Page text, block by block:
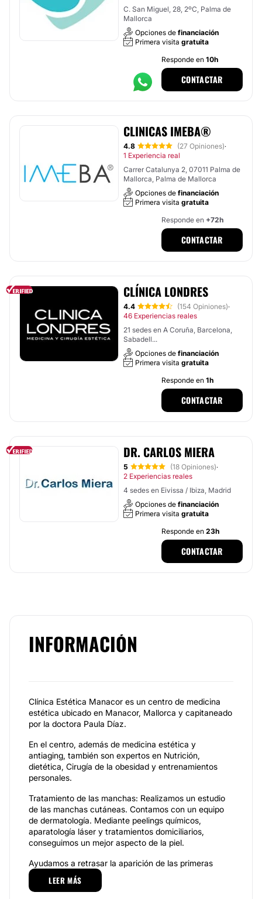
C. San Miguel, 28, 2ºC, Palma de
Mallorca
Opciones de financiación
Primera visita gratuita
Responde en 10h
CONTACTAR
CLINICAS IMEBA®
4.8 (27 Opiniones)·
1 Experiencia real
Carrer Catalunya 2, 07011 Palma de
Mallorca, Palma de Mallorca
Opciones de financiación
Primera visita gratuita
Responde en +72h
CONTACTAR
CLÍNICA LONDRES
4.4 (154 Opiniones)·
46 Experiencias reales
21 sedes en A Coruña, Barcelona,
Sabadell...
Opciones de financiación
Primera visita gratuita
Responde en 1h
CONTACTAR
DR. CARLOS MIERA
5 (18 Opiniones)·
2 Experiencias reales
4 sedes en Eivissa / Ibiza, Madrid
Opciones de financiación
Primera visita gratuita
Responde en 23h
CONTACTAR
INFORMACIÓN
Clínica Estética Manacor es un centro de medicina
estética ubicado en Manacor, Mallorca y capitaneado
por la doctora Paula Díaz.
En el centro, además de medicina estética y
antiaging, también son expertos en Nutrición,
dietética, Cirugía de la obesidad y entrenamientos
personales.
Tratamiento de las manchas: Realizamos un estudio
de las manchas cutáneas. Contamos con un equipo
de dermatología. Mediante peelings químicos,
aparatología láser y tratamientos domiciliarios,
conseguimos un mejor aspecto de la piel.
Ayudamos a retrasar la aparición de las primeras
arrugas, la flacidez y las manchas cutáneas que
surgen debido al paso de los años y a la oxidación de
LEER MÁS